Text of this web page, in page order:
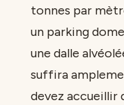
tonnes par
un parking
une dalle
suffira
devez accueillir